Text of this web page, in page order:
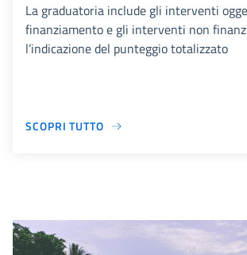
La graduatoria include gli interventi
finanziamento e gli interventi non
l’indicazione del punteggio totalizzato
SCOPRI TUTTO